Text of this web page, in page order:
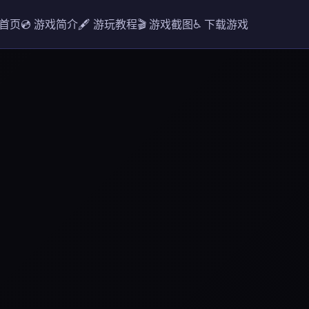
页💿 游戏简介🖋️ 游玩教程🎬 游戏截图♿ 下载游戏